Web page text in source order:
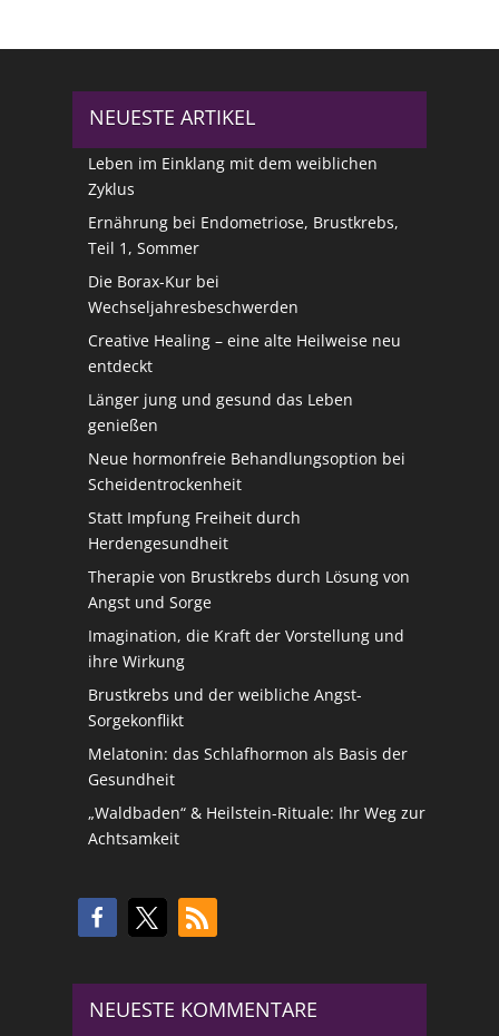
NEUESTE ARTIKEL
Leben im Einklang mit dem weiblichen
Zyklus
Ernährung bei Endometriose, Brustkrebs,
Teil 1, Sommer
Die Borax-Kur bei
Wechseljahresbeschwerden
Creative Healing – eine alte Heilweise neu
entdeckt
Länger jung und gesund das Leben
genießen
Neue hormonfreie Behandlungsoption bei
Scheidentrockenheit
Statt Impfung Freiheit durch
Herdengesundheit
Therapie von Brustkrebs durch Lösung von
Angst und Sorge
Imagination, die Kraft der Vorstellung und
ihre Wirkung
Brustkrebs und der weibliche Angst-
Sorgekonflikt
Melatonin: das Schlafhormon als Basis der
Gesundheit
„Waldbaden“ & Heilstein-Rituale: Ihr Weg zur
Achtsamkeit
NEUESTE KOMMENTARE